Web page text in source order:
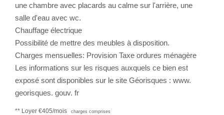
CONTACT
une chambre avec placards au calme sur l'arrière, une
salle d'eau avec wc.
Chauffage électrique
Possibilité de mettre des meubles à disposition.
Charges mensuelles: Provision Taxe ordures ménagère
Les informations sur les risques auxquels ce bien est
exposé sont disponibles sur le site Géorisques : www.
georisques. gouv. fr
** Loyer €405/mois charges comprises